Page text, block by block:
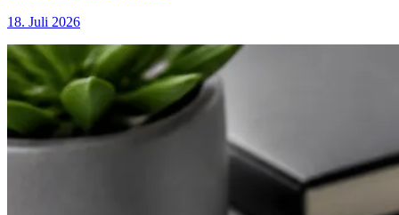
18. Juli 2026